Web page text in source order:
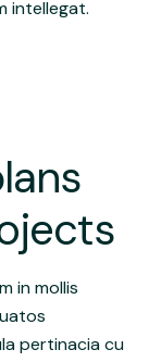
intellegat.
in mollis
pertinacia cu